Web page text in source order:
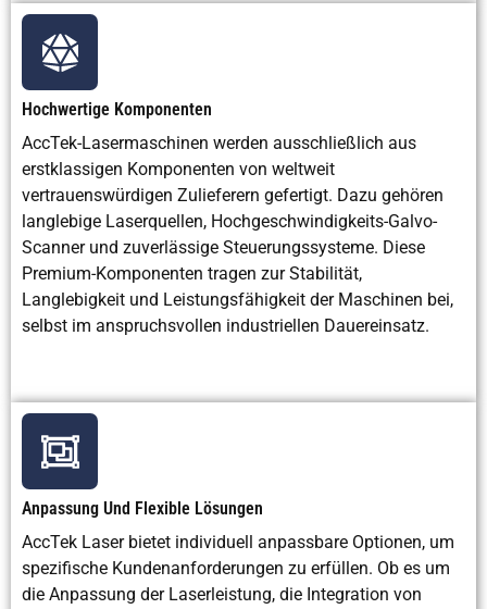
Reinigungsgeschwindigkeit
Wartungsanforderungen
Sicherheitsrisiko
Niedrig bei geeigneter
Abschirmung
Energieverbrauch
Mäßige elektrische
Leistung
Qualität der
Hervorragend
Geeignet zur
Rostentfernung
Geeignet zur
Farbentfernung
Steuerung
Branchenanwendungen
Fertigung, Luft- und
Hochwertige Komponenten
AccTek-Lasermaschinen werden ausschließlich aus
erstklassigen Komponenten von weltweit
vertrauenswürdigen Zulieferern gefertigt. Dazu gehören
langlebige Laserquellen, Hochgeschwindigkeits-Galvo-
Scanner und zuverlässige Steuerungssysteme. Diese
Premium-Komponenten tragen zur Stabilität,
Langlebigkeit und Leistungsfähigkeit der Maschinen bei,
selbst im anspruchsvollen industriellen Dauereinsatz.
Anpassung Und Flexible Lösungen
AccTek Laser bietet individuell anpassbare Optionen, um
spezifische Kundenanforderungen zu erfüllen. Ob es um
die Anpassung der Laserleistung, die Integration von